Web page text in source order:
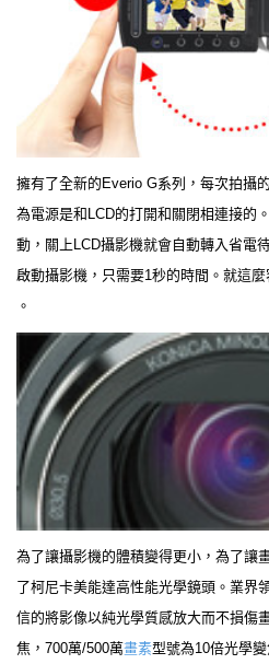
擁有了全新的Everio G系列，每次拍攝
為電源是和LCD的打開和關閉相連接的
動，關上LCD攝影機就會自動轉入省電
啟動攝影機，只需要1秒的時間。就這
。
為了讓攝影機的體積變得更小，為了讓
了柯尼卡美能達高性能光學鏡頭。業界
信的將影像以純光學質感放大而不損傷
焦，700萬/500萬畫素型號為10倍光學變